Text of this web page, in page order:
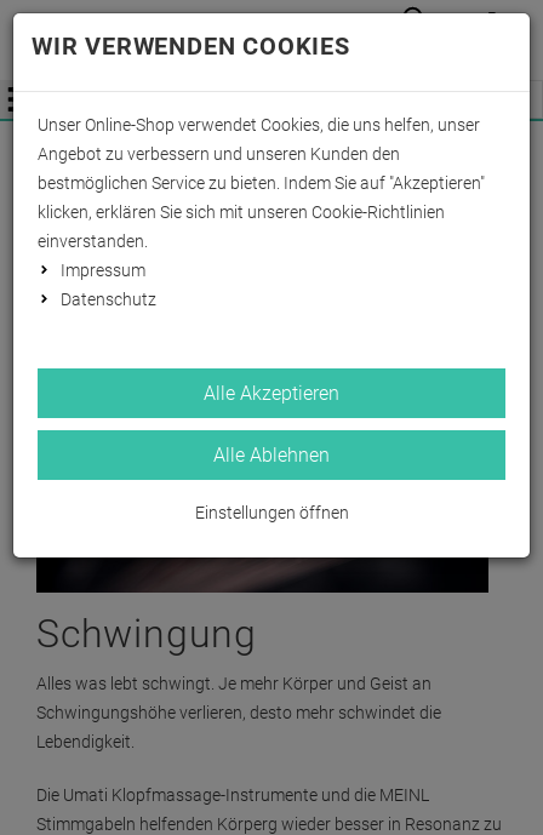
Wichtige Änderung für Fachhändler zum
01.09.2026 -Mehr Informationen hier
Anmelden
Menü
Schwingung
Alles was lebt schwingt. Je mehr Körper und Geist an
Schwingungshöhe verlieren, desto mehr schwindet die
Lebendigkeit.
Die Umati Klopfmassage-Instrumente und die MEINL
Stimmgabeln helfenden Körperg wieder besser in Resonanz zu
WIR VERWENDEN COOKIES
Unser Online-Shop verwendet Cookies, die uns helfen, unser
Angebot zu verbessern und unseren Kunden den
bestmöglichen Service zu bieten. Indem Sie auf "Akzeptieren"
klicken, erklären Sie sich mit unseren Cookie-Richtlinien
einverstanden.
Impressum
Datenschutz
Alle Akzeptieren
Alle Ablehnen
Einstellungen öffnen